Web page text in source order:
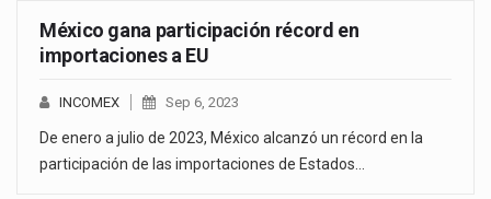
México gana participación récord en
importaciones a EU
INCOMEX Sep 6, 2023
De enero a julio de 2023, México alcanzó un récord en la
participación de las importaciones de Estados…